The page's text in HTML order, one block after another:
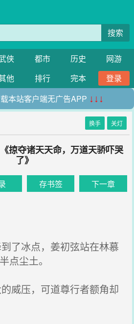
搜索
侠 都市 历史
网游
他 排行 完本
登录
本站客户端无广告APP ↓↓↓
换手 关灯
掠夺诸天天命，万道天骄吓哭
了》
存书签 下一章
了冰点，姜初弦站在林慕
点尘土。
威压，可道尊行者额角却